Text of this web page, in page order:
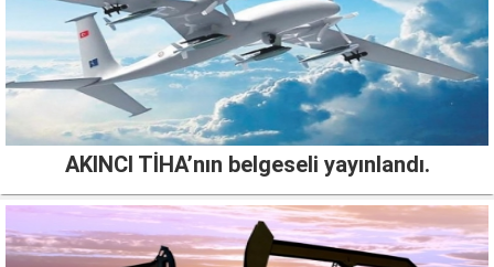
AKINCI TİHA’nın belgeseli yayınlandı.